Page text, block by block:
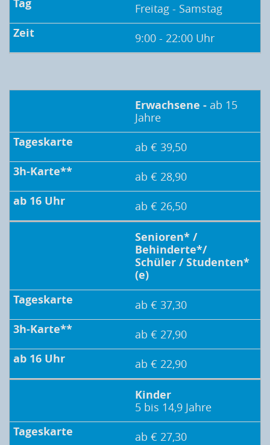
Freitag - Samstag
9:00 - 22:00 Uhr
Erwachsene - ab 15
Jahre
ab € 39,50
ab € 28,90
ab € 26,50
Senioren* /
Behinderte*/
Schüler / Studenten*
(e)
ab € 37,30
ab € 27,90
ab € 22,90
Kinder
5 bis 14,9 Jahre
ab € 27,30